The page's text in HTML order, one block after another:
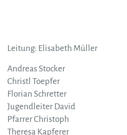
Leitung: Elisabeth Müller
Andreas Stocker
Christl Toepfer
Florian Schretter
Jugendleiter David
Pfarrer Christoph
Theresa Kapferer